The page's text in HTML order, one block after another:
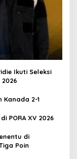
Ikuti Seleksi
Kanada 2-1
PORA XV 2026
di
Poin